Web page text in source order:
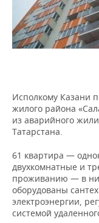
НЕФТЬ
ОПК
РОЗНИЧНАЯ
ТРАНСПОРТ
НОВОСТИ
IT
МЕРОПРИЯТИЯ
НОВОСТИ
БИЗНЕС-БРАНЧИ
ONLINE-
ОТКРЫТАЯ
СПОРТ
ФУТБОЛ
ХОККЕЙ
БАСКЕТБОЛ
ВОЛЕЙБОЛ
КИБЕРСПОРТ
НОВОСТИ
ВЛАСТЬ
ИСТОРИЯ
КУЛЬТУРА
ФОТОГАЛЕРЕЯ
СЮЖЕТЫ
СПРАВОЧНИК
СПИСОК ПЕРСОН
СПИСОК
ПОЛНАЯ ВЕРСИЯ
Исполкому Казани
жилого района
из аварийного
Татарстана.
61 квартира —
двухкомнатные и
проживанию — в
оборудованы
электроэнергии,
системой